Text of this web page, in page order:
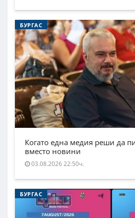
БУРГАС
Когато една медия реши да
вместо новини
03.08.2026 22:50ч.
БУРГАС